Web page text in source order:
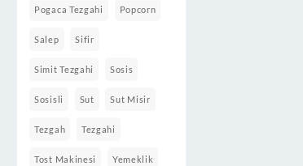
Pogaca Tezgahi Popcorn
Salep Sifir
Simit Tezgahi Sosis
Sosisli Sut Sut Misir
Tezgah Tezgahi
Tost Makinesi Yemeklik